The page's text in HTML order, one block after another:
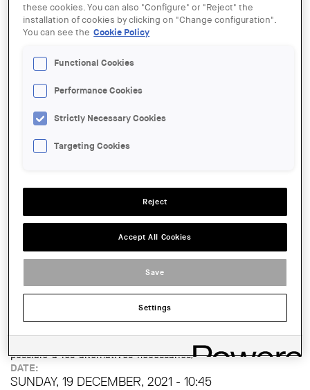
drassanes-reials/
DATE:
SUNDAY, 20 FEBRUARY, 2022 - 11:00
Barcelona
Read more
El Globus Vermell
TIPUS D'ACTE:
Itinerari
IMATGE DE L'EXPOSICIÓ O ACTE:
possible-a-les-alternatives-necessaries/
DATE:
SUNDAY, 19 DECEMBER, 2021 - 10:45
these cookies. You can also "Configure" or "Reject" the
installation of cookies by clicking on "Change configuration".
You can see the Cookie Policy
Functional Cookies
Performance Cookies
Strictly Necessary Cookies
Targeting Cookies
Reject
Accept All Cookies
Save
Settings